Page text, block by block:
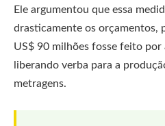
Ele argumentou que essa
drasticamente os orçamentos,
US$ 90 milhões fosse feito por
liberando verba para a
metragens.